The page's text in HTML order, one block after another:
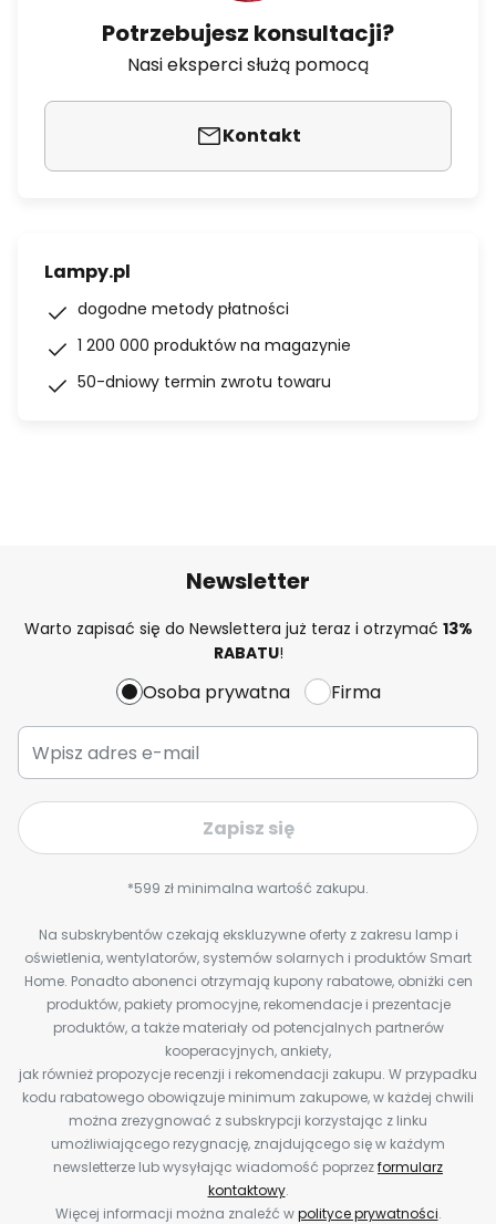
Potrzebujesz konsultacji?
Nasi eksperci służą pomocą
Kontakt
Lampy.pl
dogodne metody płatności
1 200 000 produktów na magazynie
50-dniowy termin zwrotu towaru
Newsletter
Warto zapisać się do Newslettera już teraz i otrzymać 13%
RABATU!
Osoba prywatna Firma
Zapisz się
*599 zł minimalna wartość zakupu.
Na subskrybentów czekają ekskluzywne oferty z zakresu lamp i
oświetlenia, wentylatorów, systemów solarnych i produktów Smart
Home. Ponadto abonenci otrzymają kupony rabatowe, obniżki cen
produktów, pakiety promocyjne, rekomendacje i prezentacje
produktów, a także materiały od potencjalnych partnerów
kooperacyjnych, ankiety,
jak również propozycje recenzji i rekomendacji zakupu. W przypadku
kodu rabatowego obowiązuje minimum zakupowe, w każdej chwili
można zrezygnować z subskrypcji korzystając z linku
umożliwiającego rezygnację, znajdującego się w każdym
newsletterze lub wysyłając wiadomość poprzezformularz
kontaktowy.
Więcej informacji można znaleźć wpolityce prywatności.